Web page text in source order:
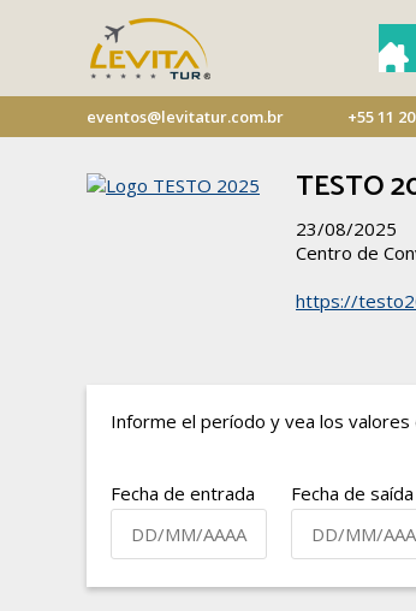
eventos@levitatur.com.br +55 11
TESTO
23/08/2025
Centro de
https://
Informe el período y vea los valores
Fecha de entrada Fecha de saída